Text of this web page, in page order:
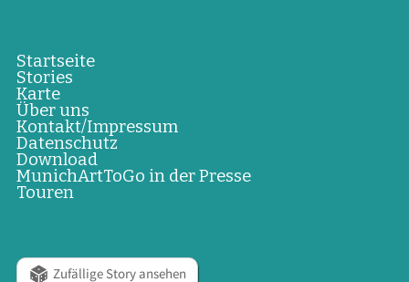
Startseite
Stories
Karte
Über uns
Kontakt/Impressum
Datenschutz
Download
MunichArtToGo in der Presse
Touren
Zufällige Story ansehen